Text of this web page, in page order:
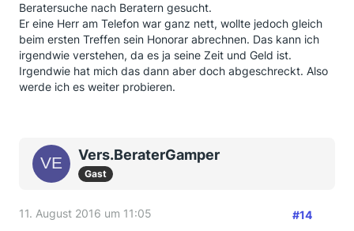
Beratersuche nach Beratern gesucht.
Er eine Herr am Telefon war ganz nett, wollte jedoch gleich
beim ersten Treffen sein Honorar abrechnen. Das kann ich
irgendwie verstehen, da es ja seine Zeit und Geld ist.
Irgendwie hat mich das dann aber doch abgeschreckt. Also
werde ich es weiter probieren.
Vers.BeraterGamper
Gast
11. August 2016 um 11:05 #14